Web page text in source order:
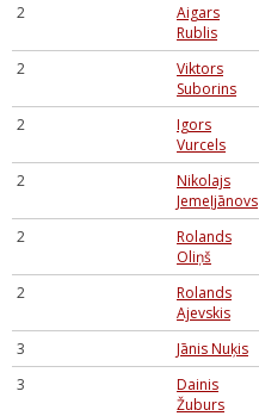
2
Aigars
Rublis
2
Viktors
Suborins
2
Igors
Vurcels
2
Nikolajs
Jemeļjānovs
2
Rolands
Oliņš
2
Rolands
Ajevskis
3 Jānis Nuķis
3
Dainis
Žuburs